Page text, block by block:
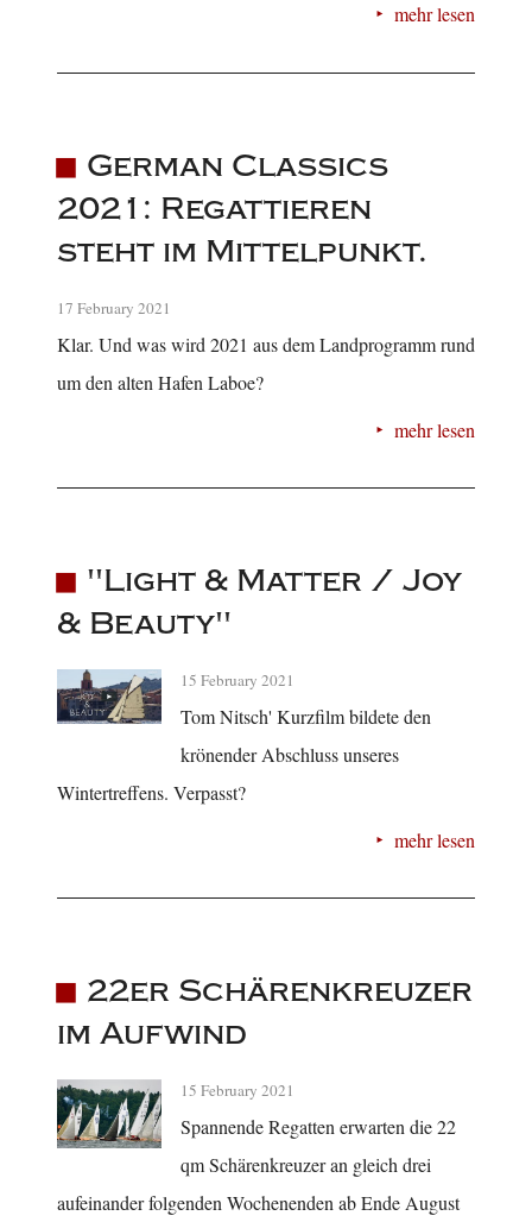
mehr lesen
German Classics
2021: Regattieren
steht im Mittelpunkt.
17 February 2021
Klar. Und was wird 2021 aus dem Landprogramm rund
um den alten Hafen Laboe?
mehr lesen
"Light & Matter / Joy
& Beauty"
15 February 2021
Tom Nitsch' Kurzfilm bildete den
krönender Abschluss unseres
Wintertreffens. Verpasst?
mehr lesen
22er Schärenkreuzer
im Aufwind
15 February 2021
Spannende Regatten erwarten die 22
qm Schärenkreuzer an gleich drei
aufeinander folgenden Wochenenden ab Ende August